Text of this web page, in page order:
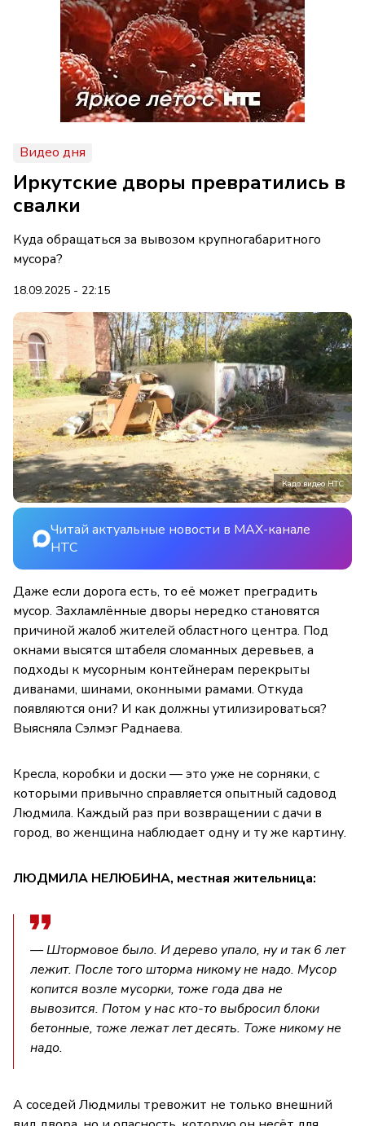
Видео дня
Иркутские дворы превратились в
свалки
Куда обращаться за вывозом крупногабаритного
мусора?
18.09.2025 - 22:15
Кадо видео НТС
Читай актуальные новости в MAX-канале
НТС
Даже если дорога есть, то её может преградить
мусор. Захламлённые дворы нередко становятся
причиной жалоб жителей областного центра. Под
окнами высятся штабеля сломанных деревьев, а
подходы к мусорным контейнерам перекрыты
диванами, шинами, оконными рамами. Откуда
появляются они? И как должны утилизироваться?
Выясняла Сэлмэг Раднаева.
Кресла, коробки и доски — это уже не сорняки, с
которыми привычно справляется опытный садовод
Людмила. Каждый раз при возвращении с дачи в
город, во женщина наблюдает одну и ту же картину.
ЛЮДМИЛА НЕЛЮБИНА, местная жительница:
— Штормовое было. И дерево упало, ну и так 6 лет
лежит. После того шторма никому не надо. Мусор
копится возле мусорки, тоже года два не
вывозится. Потом у нас кто-то выбросил блоки
бетонные, тоже лежат лет десять. Тоже никому не
надо.
А соседей Людмилы тревожит не только внешний